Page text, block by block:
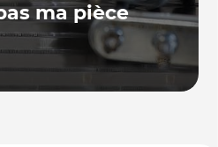
ma pièce